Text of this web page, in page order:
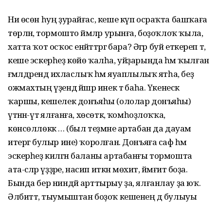
Ни өсөн һуң ҙурайғас, кеше күп осраҡта башҡаға
төрләнә, тормошто йәмләр урынға, боҙоҡлоҡ ҡыла,
хатта ҡот осҡос енәйәттәргә бара? Әгәр буй еткереп тә,
кеше эскерһеҙ көйө ҡалһа, уйҙарында һәм ҡылған
ғәмәлдәрендә ихласлыҡ һәм яуаплылыҡ ятһа, беҙ
ожмахтың үҙендә йәшәр инек тә баһа. Үкенескә
ҡаршы, кешелек донъяһы (ололар донъяһы)
үтәнән-үтә ялғанға, хөсөткә, ҡомһоҙлоҡҡа,
көнсөллөккә … (был теҙмәне артабан да дауам
итергә булыр ине) ҡоролған. Донъяға саф һәм
эскерһеҙ килгән баланы артабанғы тормошта
ата-әсәләр үҙҙәре, насип иткән мөхит, йәмғиәт боҙа.
Бында бер ниндәй арттырыу ҙа, ялғанлау ҙа юҡ.
Әлбиттә, тыумыштан боҙоҡ кешенең дә булыуы